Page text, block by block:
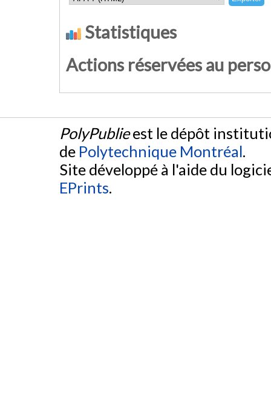
Statistiques
Actions réservées au
PolyPublieest le dépôt
de Polytechnique Montréal.
Site développé à l'aide du
EPrints.